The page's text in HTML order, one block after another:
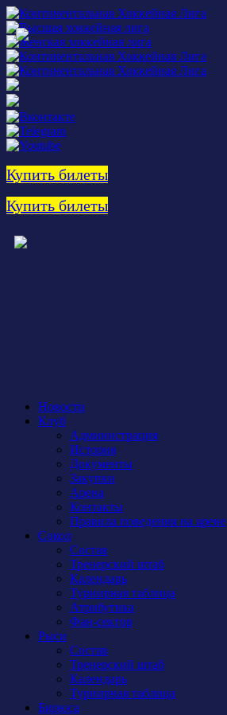
Купить билеты
Купить билеты
Новости
Клуб
Администрация
История
Документы
Закупки
Арена
Контакты
Правила поведения на арене
Сокол
Состав
Тренерский штаб
Календарь
Турнирная таблица
Атрибутика
Фан-сектор
Рыси
Состав
Тренерский штаб
Календарь
Турнирная таблица
Бирюса